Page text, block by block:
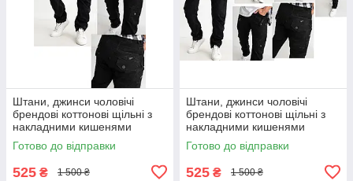
Штани, джинси чоловічі
брендові коттонові щільні з
накладними кишенями
"карго" MIGACH, Туреччина
Готово до відправки
525 ₴ 1 500 ₴
Штани, джинси чоловічі
брендові коттонові щільні з
накладними кишенями
"карго" MIGACH, Туреччина
Готово до відправки
525 ₴ 1 500 ₴